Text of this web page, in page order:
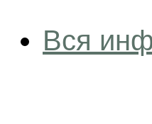
Вся